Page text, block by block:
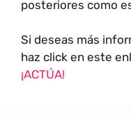
posteriores como
Si deseas más
haz click en este
¡ACTÚA!